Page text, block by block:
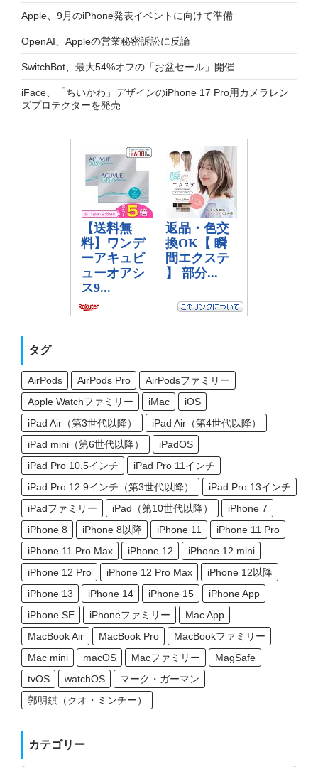
Apple、9月のiPhone発表イベントに向けて準備
OpenAI、Appleの営業秘密訴訟に反論
SwitchBot、最大54%オフの「お盆セール」開催
iFace、「ちいかわ」デザインのiPhone 17 Pro用カメラレン
ズプロテクターを発売
タグ
AirPods AirPods Pro
AirPodsファミリー
Apple Watchファミリー
iMac
iOS
iPad Air（第3世代以降）
iPad Air（第4世代以降）
iPad mini（第6世代以降）
iPadOS
iPad Pro 10.5インチ
iPad Pro 11インチ
iPad Pro 12.9インチ（第3世代以降）
iPad Pro 13インチ
iPadファミリー
iPad（第10世代以降）
iPhone 7
iPhone 8
iPhone 8以降 iPhone 11
iPhone 11 Pro
iPhone 11 Pro Max
iPhone 12
iPhone 12 mini
iPhone 12 Pro
iPhone 12 Pro Max
iPhone 12以降
iPhone 13
iPhone 14 iPhone 15
iPhone App
iPhone SE
iPhoneファミリー
Mac App
MacBook Air
MacBook Pro
MacBookファミリー
Mac mini
macOS Macファミリー
MagSafe
tvOS
watchOS
マーク・ガーマン
郭明錤（クオ・ミンチー）
カテゴリー